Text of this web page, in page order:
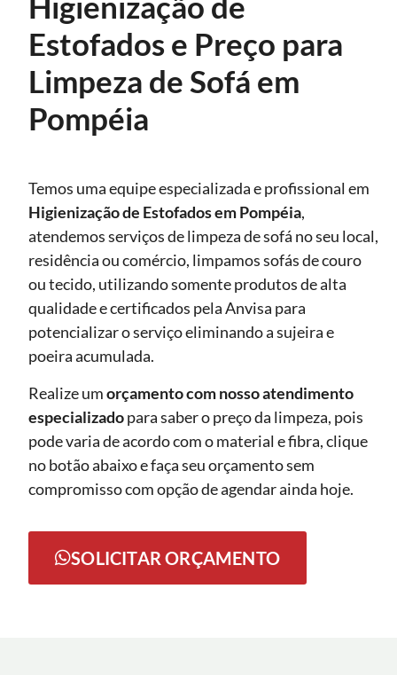
Estofados e Preço para
Limpeza de Sofá em
Pompéia
Temos uma equipe especializada e profissional em
Higienização de Estofadosem Pompéia,
atendemos serviços de limpeza de sofá no seu local,
residência ou comércio, limpamos sofás de couro
ou tecido, utilizando somente produtos de alta
qualidade e certificados pela Anvisa para
potencializar o serviço eliminando a sujeira e
poeira acumulada.
Realize umorçamento com nosso atendimento
especializadopara saber o preço da limpeza, pois
pode varia de acordo com o material e fibra, clique
no botão abaixo e faça seu orçamento sem
compromisso com opção de agendar ainda hoje.
SOLICITAR ORÇAMENTO